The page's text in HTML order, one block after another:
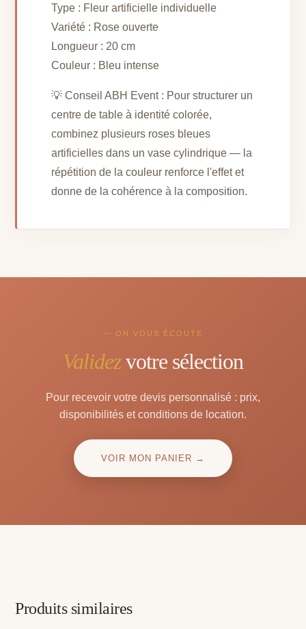
Type : Fleur artificielle individuelle
Variété : Rose ouverte
Longueur : 20 cm
Couleur : Bleu intense
💡 Conseil ABH Event : Pour structurer un
centre de table à identité colorée,
combinez plusieurs roses bleues
artificielles dans un vase cylindrique — la
répétition de la couleur renforce l'effet et
donne de la cohérence à la composition.
— ON VOUS ÉCOUTE
Validezvotre sélection
Pour recevoir votre devis personnalisé : prix,
disponibilités et conditions de location.
VOIR MON PANIER →
Produits similaires